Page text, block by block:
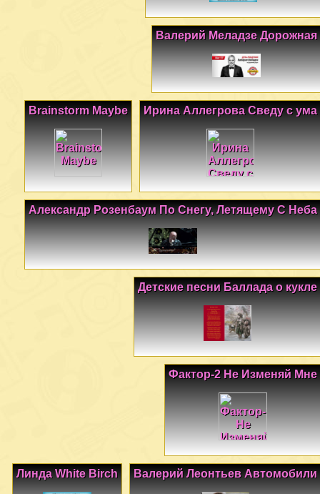
Валерий Меладзе Дорожная
Ирина Аллегрова Сведу с ума
Brainstorm Maybe
Александр Розенбаум По Снегу, Летящему С Неба
Детские песни Баллада о кукле
Фактор-2 Не Изменяй Мне
Валерий Леонтьев Автомобили
Линда White Birch